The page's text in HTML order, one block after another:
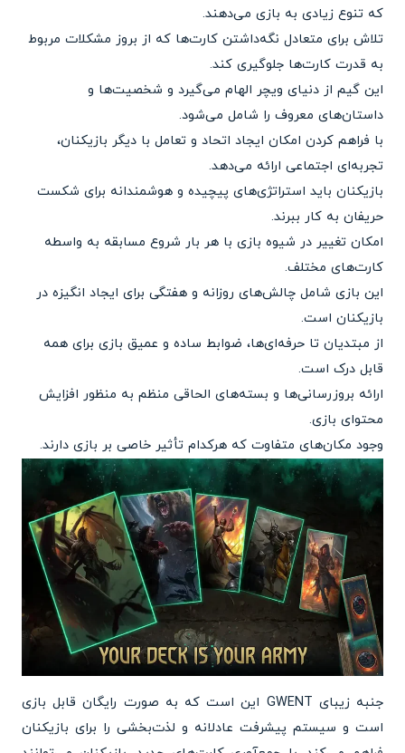
که تنوع زیادی به بازی می‌دهند.
تلاش برای متعادل نگه‌داشتن کارت‌ها که از بروز مشکلات مربوط
به قدرت کارت‌ها جلوگیری کند.
این گیم از دنیای ویچر الهام می‌گیرد و شخصیت‌ها و
داستان‌های معروف را شامل می‌شود.
با فراهم کردن امکان ایجاد اتحاد و تعامل با دیگر بازیکنان،
تجربه‌ای اجتماعی ارائه می‌دهد.
بازیکنان باید استراتژی‌های پیچیده و هوشمندانه برای شکست
حریفان به کار ببرند.
امکان تغییر در شیوه بازی با هر بار شروع مسابقه به واسطه
کارت‌های مختلف.
این بازی شامل چالش‌های روزانه و هفتگی برای ایجاد انگیزه در
بازیکنان است.
از مبتدیان تا حرفه‌ای‌ها، ضوابط ساده و عمیق بازی برای همه
قابل درک است.
ارائه بروزرسانی‌ها و بسته‌های الحاقی منظم به منظور افزایش
محتوای بازی.
وجود مکان‌های متفاوت که هرکدام تأثیر خاصی بر بازی دارند.
جنبه زیبای GWENT این است که به صورت رایگان قابل بازی
است و سیستم پیشرفت عادلانه و لذت‌بخشی را برای بازیکنان